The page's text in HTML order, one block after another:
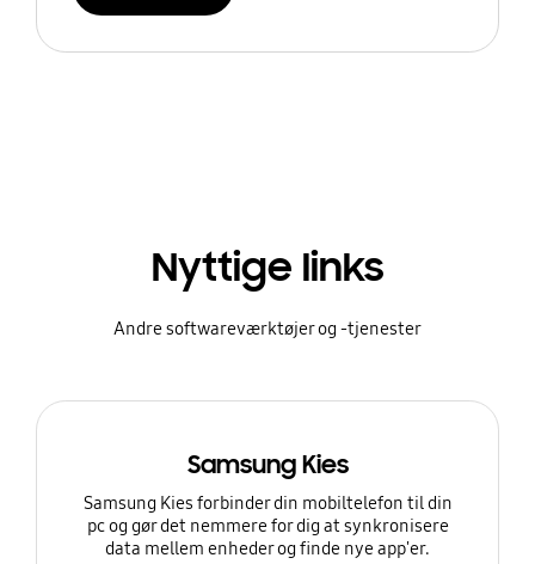
Nyttige links
Andre softwareværktøjer og -tjenester
Samsung Kies
Samsung Kies forbinder din mobiltelefon til din
pc og gør det nemmere for dig at synkronisere
data mellem enheder og finde nye app'er.